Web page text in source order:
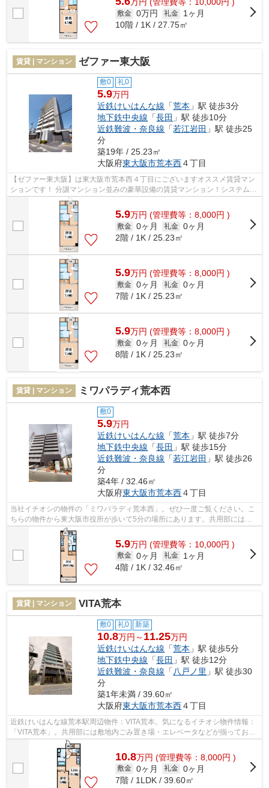
万 円 (管理費等：10,000円 )
敷金 0万円 礼金
1ヶ月
10階 / 1K / 27.75㎡
賃貸 | マンション ゼファー東大阪
敷0 礼0
5.9万円
近鉄けいはんな線 「荒本 」駅 徒歩3分
地下鉄中央線 「長田 」駅 徒歩10分
近鉄難波・奈良線 「若江岩田 」駅 徒歩25
分
築19年 / 25.23㎡
大阪府東大阪市荒本西４丁目
【ゼファー東大阪】は東大阪市荒本西４丁目にございますオススメ賃貸マン
ションです！ 分譲マンション並みの豪華設備の賃貸マンション！システムキ
ッチンや浴室暖房乾燥機、ウォシュ...
5.9万円 (管理費等：8,000円 )
敷金 0ヶ月 礼金 0ヶ月
2階 / 1K / 25.23㎡
5.9万円 (管理費等：8,000円 )
敷金 0ヶ月 礼金 0ヶ月
7階 / 1K / 25.23㎡
5.9万円 (管理費等：8,000円 )
敷金 0ヶ月 礼金 0ヶ月
8階 / 1K / 25.23㎡
賃貸 | マンション ミワパラディ荒本西
敷0
5.9万円
近鉄けいはんな線 「荒本 」駅 徒歩7分
地下鉄中央線 「長田 」駅 徒歩15分
近鉄難波・奈良線 「若江岩田 」駅 徒歩26
分
築4年 / 32.46㎡
大阪府東大阪市荒本西４丁目
当社イチオシの物件の「ミワパラディ荒本西」。ぜひ一度ご覧ください。こ
ちらの物件から東大阪市役所が歩いて5分の場所にあります。共用部には敷
地内ごみ置き場・エレベータなどが備わ...
5.9万円 (管理費等：10,000円 )
敷金 0ヶ月 礼金
1ヶ月
4階 / 1K / 32.46㎡
賃貸 | マンション VITA荒本
敷0 礼0 新築
10.8万円～ 11.25万円
近鉄けいはんな線 「荒本 」駅 徒歩5分
地下鉄中央線 「長田 」駅 徒歩12分
近鉄難波・奈良線 「 八戸ノ里 」駅 徒歩30
分
築1年未満 / 39.60㎡
大阪府東大阪市荒本西４丁目
近鉄けいはんな線荒本駅周辺物件：VITA荒本。気になるイチオシ物件情報：
「VITA荒本」。共用部には敷地内ごみ置き場・エレベータなどが揃ってお
り、とても充実しています。造りとデザ...
10.8万円 (管理費等：8,000円 )
敷金 0ヶ月 礼金 0ヶ月
7階 / 1LDK / 39.60㎡